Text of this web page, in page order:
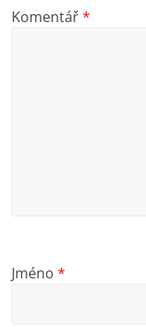
Komentář*
Jméno*